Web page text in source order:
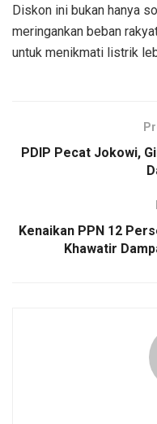
Diskon ini bukan hanya
meringankan beban
untuk menikmati listrik
PDIP Pecat Jokowi,
Kenaikan PPN 12
Khawatir